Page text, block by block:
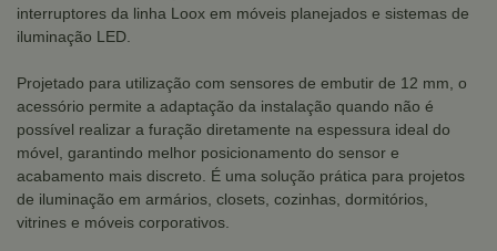
interruptores da linha Loox em móveis planejados e sistemas de
iluminação LED.
Projetado para utilização com sensores de embutir de 12 mm, o
acessório permite a adaptação da instalação quando não é
possível realizar a furação diretamente na espessura ideal do
móvel, garantindo melhor posicionamento do sensor e
acabamento mais discreto. É uma solução prática para projetos
de iluminação em armários, closets, cozinhas, dormitórios,
vitrines e móveis corporativos.